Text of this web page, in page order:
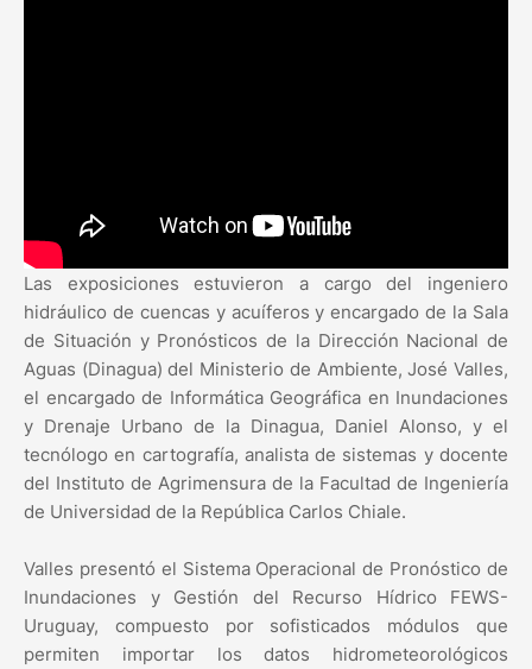
Las exposiciones estuvieron a cargo del ingeniero
hidráulico de cuencas y acuíferos y encargado de la Sala
de Situación y Pronósticos de la Dirección Nacional de
Aguas (Dinagua) del Ministerio de Ambiente, José Valles,
el encargado de Informática Geográfica en Inundaciones
y Drenaje Urbano de la Dinagua, Daniel Alonso, y el
tecnólogo en cartografía, analista de sistemas y docente
del Instituto de Agrimensura de la Facultad de Ingeniería
de Universidad de la República Carlos Chiale.
Valles presentó el Sistema Operacional de Pronóstico de
Inundaciones y Gestión del Recurso Hídrico FEWS-
Uruguay, compuesto por sofisticados módulos que
permiten importar los datos hidrometeorológicos